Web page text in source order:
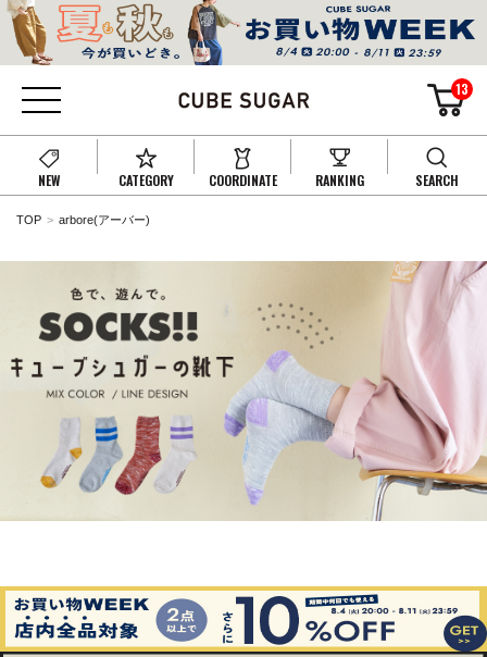
13
NEW CATEGORY COORDINATE RANKING SEARCH
TOP arbore(アーバー)